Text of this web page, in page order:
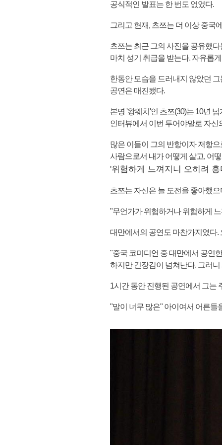
공식적인 발표는 한 번도 없었다.
그리고 현재, 츠쯔는 더 이상 중국
츠쯔는 최근 그의 사진을 공유했
마치 성기 취급을 받는다. 자유롭
한동안 모습을 드러내지 않았던
공연은 매진됐다.
본명 '왕웨치'인 츠쯔(30)는 10년
인터뷰에서 이번 투어야말로 자
많은 이들이 그의 반항이자 저항
사람으로서 내가 어떻게 살고, 어
'위험하게 느껴지니 오히려
츠쯔는 자신은 늘 도전을 좋아했
"무언가가 위험하거나 위험하게
대만에서의 공연도 마찬가지였다.
"중국 코미디언 중 대만에서 공연
하지만 긴장감이 넘쳐난다. 그러
1시간 동안 진행된 공연에서 그는
"말이 너무 많은" 아이여서 어른들